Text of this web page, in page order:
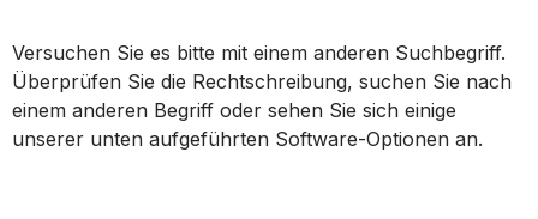
Versuchen Sie es bitte mit einem anderen Suchbegriff.
Überprüfen Sie die Rechtschreibung, suchen Sie nach
einem anderen Begriff oder sehen Sie sich einige
unserer unten aufgeführten Software-Optionen an.